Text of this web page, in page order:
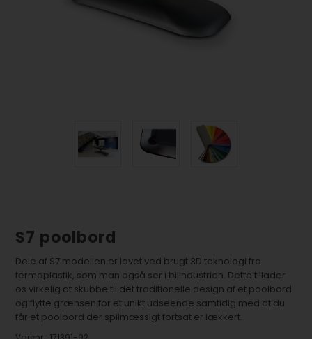
S7 poolbord
Dele af S7 modellen er lavet ved brugt 3D teknologi fra
termoplastik, som man også ser i bilindustrien. Dette tillader
os virkelig at skubbe til det traditionelle design af et poolbord
og flytte grænsen for et unikt udseende samtidig med at du
får et poolbord der spilmæssigt fortsat er lækkert.